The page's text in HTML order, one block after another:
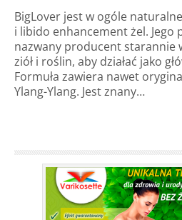
BigLover jest w ogóle
i libido enhancement żel.
nazwany producent starannie
ziół i roślin, aby działać jako
Formuła zawiera nawet
Ylang-Ylang. Jest znany…